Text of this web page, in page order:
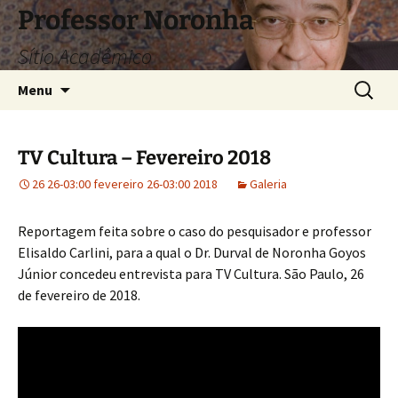
Pular
para
o
conteúdo
Professor Noronha
Sítio Acadêmico
Menu
por:
TV Cultura – Fevereiro 2018
26 26-03:00 fevereiro 26-03:00 2018 Galeria
Reportagem feita sobre o caso do pesquisador e professor
Elisaldo Carlini, para a qual o Dr. Durval de Noronha Goyos
Júnior concedeu entrevista para TV Cultura. São Paulo, 26
de fevereiro de 2018.